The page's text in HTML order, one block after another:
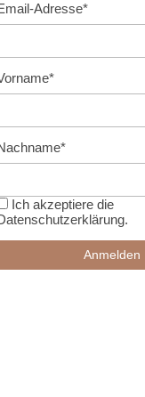
Adresse*
Ich akzeptiere die
.